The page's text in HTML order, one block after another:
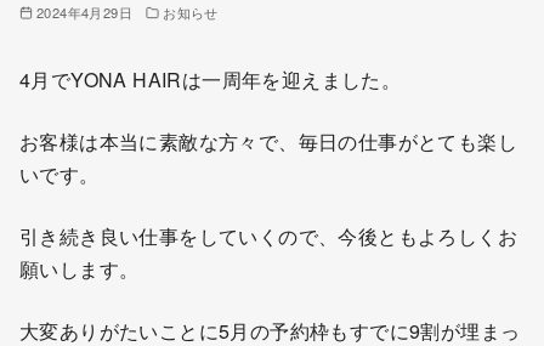
2024年4月29日 お知らせ
4月でYONA HAIRは一周年を迎えました。
お客様は本当に素敵な方々で、毎日の仕事がとても楽し
いです。
引き続き良い仕事をしていくので、今後ともよろしくお
願いします。
大変ありがたいことに5月の予約枠もすでに9割が埋まっ